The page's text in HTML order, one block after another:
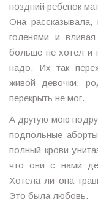
поздний ребенок
Она
голенями и
больше не хотел и
надо. Их так
живой девочки,
перекрыть не мог.
А другую мою
подпольные
полный крови
что они с нами
Хотела ли она
Это была любовь.